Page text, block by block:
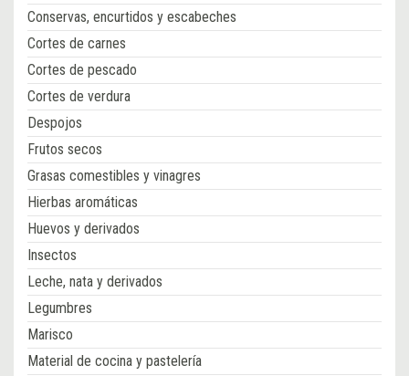
Conservas, encurtidos y escabeches
Cortes de carnes
Cortes de pescado
Cortes de verdura
Despojos
Frutos secos
Grasas comestibles y vinagres
Hierbas aromáticas
Huevos y derivados
Insectos
Leche, nata y derivados
Legumbres
Marisco
Material de cocina y pastelería